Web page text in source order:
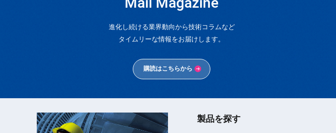
進化し続ける業界動向から技術コラムなど
タイムリーな情報をお届けします。
購読はこちらから
製品を探す